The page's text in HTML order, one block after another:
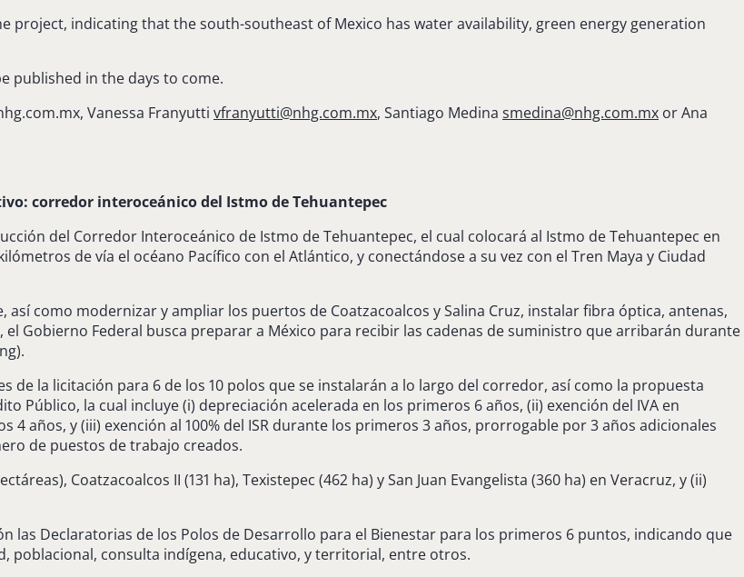
project, indicating that the south-southeast of Mexico has water availability, green energy generation
published in the days to come.
, Vanessa Franyutti vfranyutti@nhg.com.mx, Santiago Medina smedina@nhg.com.mx or Ana
corredor interoceánico del Istmo de Tehuantepec
del Corredor Interoceánico de Istmo de Tehuantepec, el cual colocará al Istmo de Tehuantepec en
de vía el océano Pacífico con el Atlántico, y conectándose a su vez con el Tren Maya y Ciudad
como modernizar y ampliar los puertos de Coatzacoalcos y Salina Cruz, instalar fibra óptica, antenas,
Gobierno Federal busca preparar a México para recibir las cadenas de suministro que arribarán durante
de la licitación para 6 de los 10 polos que se instalarán a lo largo del corredor, así como la propuesta
Público, la cual incluye (i) depreciación acelerada en los primeros 6 años, (ii) exención del IVA en
años, y (iii) exención al 100% del ISR durante los primeros 3 años, prorrogable por 3 años adicionales
de puestos de trabajo creados.
Coatzacoalcos II (131 ha), Texistepec (462 ha) y San Juan Evangelista (360 ha) en Veracruz, y (ii)
las Declaratorias de los Polos de Desarrollo para el Bienestar para los primeros 6 puntos, indicando que
poblacional, consulta indígena, educativo, y territorial, entre otros.